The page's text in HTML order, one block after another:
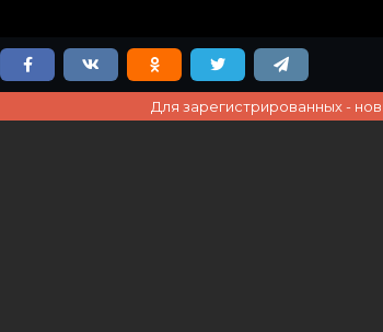
Для зарегистрированных -